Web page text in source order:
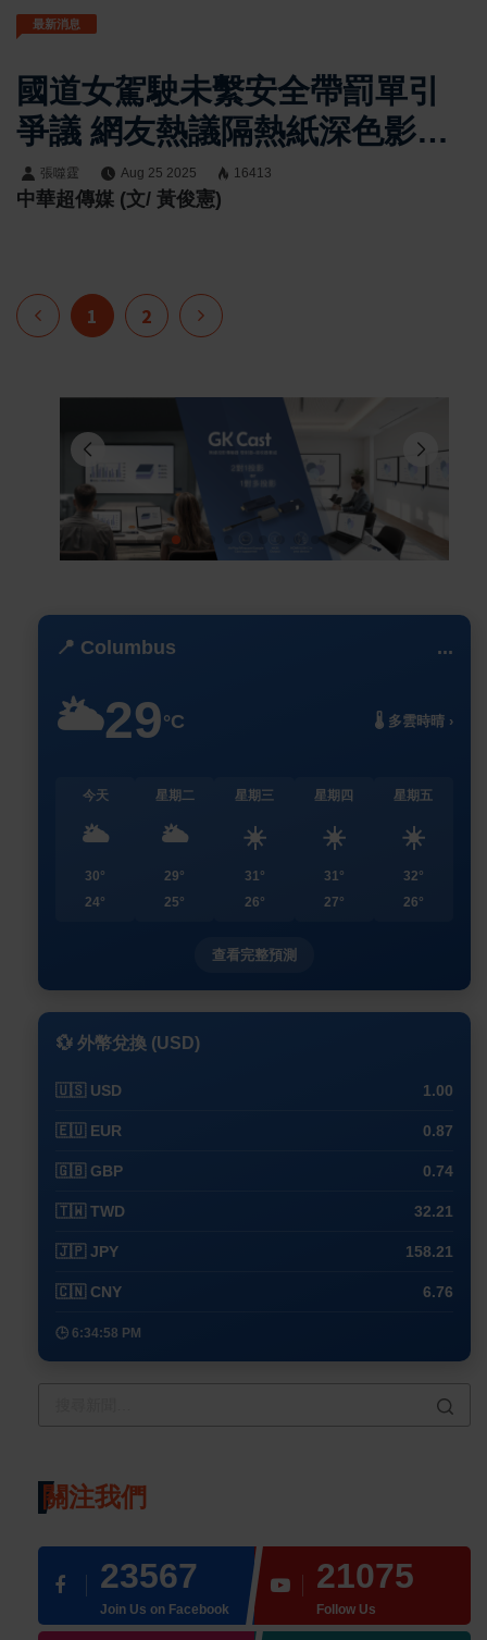
最新消息
國道女駕駛未繫安全帶罰單引
爭議 網友熱議隔熱紙深色影響
專家建議正確佩帶安全帶
張噬霆 Aug 25 2025 16413
中華超傳媒 (文/ 黃俊憲)
1 2
📍 Columbus ...
🌥️29°C 🌡️ 多雲時晴 ›
今天
🌥️
30°
24°
星期二
🌥️
29°
25°
星期三
☀️
31°
26°
星期四
☀️
31°
27°
星期五
☀️
32°
26°
查看完整預測
💱 外幣兌換 (USD)
🇺🇸 USD 1.00
🇪🇺 EUR 0.87
🇬🇧 GBP 0.74
🇹🇼 TWD 32.21
🇯🇵 JPY 158.21
🇨🇳 CNY 6.76
🕒 6:34:58 PM
關注我們
23567
Join Us on Facebook
21075
Follow Us